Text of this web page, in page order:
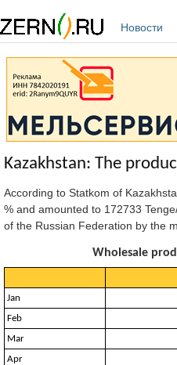
Новости
Kazakhstan: The
According to Statkom of
% and amounted to 172733
of the Russian Federation by the
Wholesale
Jan
Feb
Mar
Apr